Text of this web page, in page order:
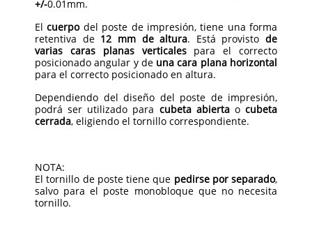
+/-0.01mm.
Elcuerpodel poste de impresión, tiene una forma
retentiva de 12 mm de altura. Está provisto de
varias caras planas verticalespara el correcto
posicionado angular y de una cara plana horizontal
para el correcto posicionado en altura.
Dependiendo del diseño del poste de impresión,
podrá ser utilizado para cubeta abiertaocubeta
cerrada, eligiendo el tornillo correspondiente.
NOTA:
El tornillo de poste tiene que pedirse por separado,
salvo para el poste monobloque que no necesita
tornillo.